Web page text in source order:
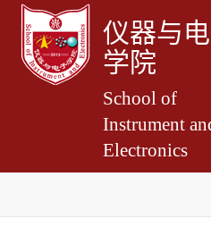
仪器与
学院
School of
Instrument
Electronics